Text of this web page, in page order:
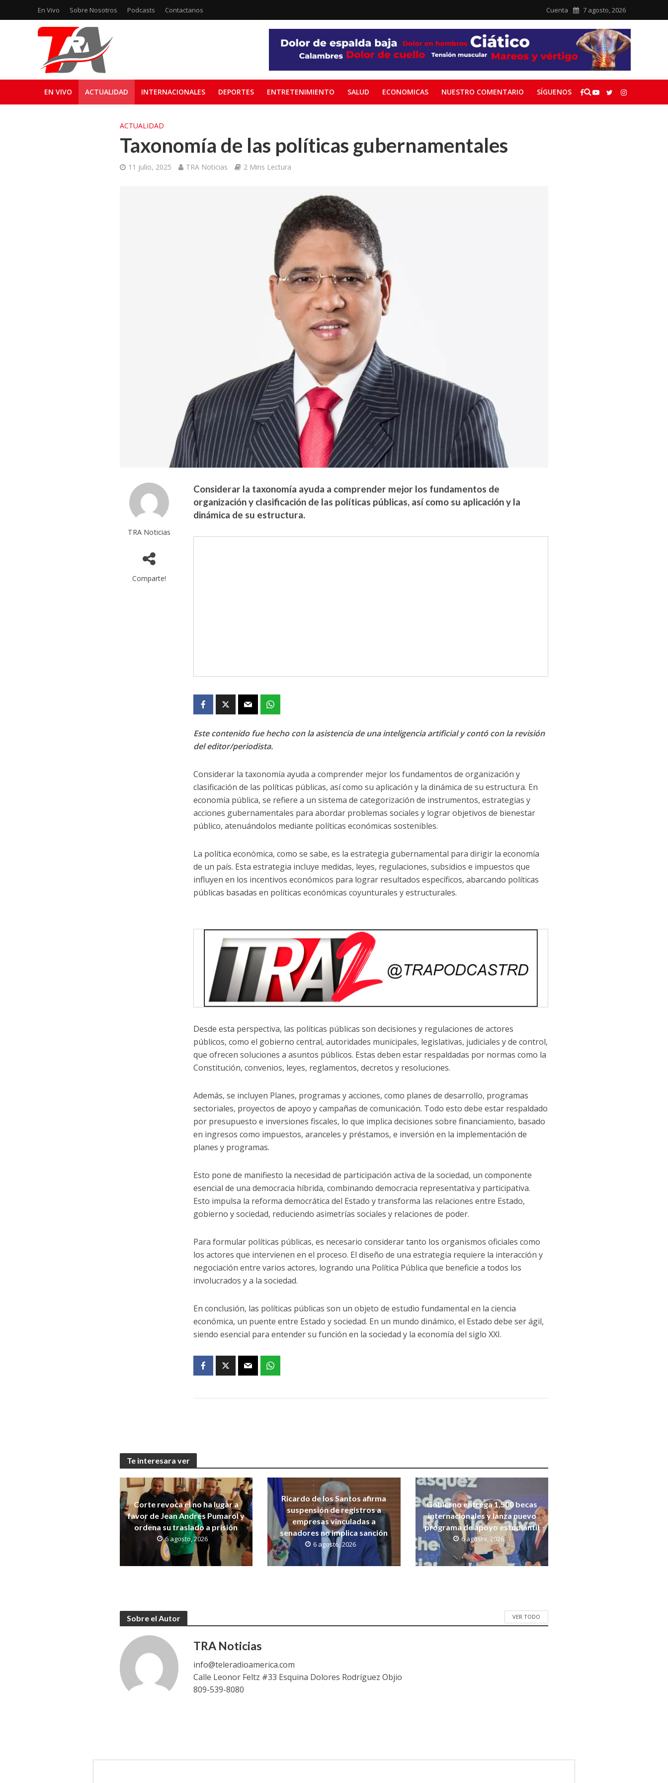
En Vivo Sobre Nosotros Podcasts Contactanos Cuenta 7 agosto, 2026
EN VIVO ACTUALIDAD INTERNACIONALES DEPORTES ENTRETENIMIENTO SALUD ECONOMICAS NUESTRO COMENTARIO SÍGUENOS
ACTUALIDAD
Taxonomía de las políticas gubernamentales
11 julio, 2025 TRA Noticias 2 Mins Lectura
TRA Noticias
Comparte!
Considerar la taxonomía ayuda a comprender mejor los fundamentos de
organización y clasificación de las políticas públicas, así como su aplicación y la
dinámica de su estructura.
Este contenido fue hecho con la asistencia de una inteligencia artificial y contó con la revisión
del editor/periodista.
Considerar la taxonomía ayuda a comprender mejor los fundamentos de organización y
clasificación de las políticas públicas, así como su aplicación y la dinámica de su estructura. En
economía pública, se refiere a un sistema de categorización de instrumentos, estrategias y
acciones gubernamentales para abordar problemas sociales y lograr objetivos de bienestar
público, atenuándolos mediante políticas económicas sostenibles.
La política económica, como se sabe, es la estrategia gubernamental para dirigir la economía
de un país. Esta estrategia incluye medidas, leyes, regulaciones, subsidios e impuestos que
influyen en los incentivos económicos para lograr resultados específicos, abarcando políticas
públicas basadas en políticas económicas coyunturales y estructurales.
Desde esta perspectiva, las políticas públicas son decisiones y regulaciones de actores
públicos, como el gobierno central, autoridades municipales, legislativas, judiciales y de control,
que ofrecen soluciones a asuntos públicos. Estas deben estar respaldadas por normas como la
Constitución, convenios, leyes, reglamentos, decretos y resoluciones.
Además, se incluyen Planes, programas y acciones, como planes de desarrollo, programas
sectoriales, proyectos de apoyo y campañas de comunicación. Todo esto debe estar respaldado
por presupuesto e inversiones fiscales, lo que implica decisiones sobre financiamiento, basado
en ingresos como impuestos, aranceles y préstamos, e inversión en la implementación de
planes y programas.
Esto pone de manifiesto la necesidad de participación activa de la sociedad, un componente
esencial de una democracia híbrida, combinando democracia representativa y participativa.
Esto impulsa la reforma democrática del Estado y transforma las relaciones entre Estado,
gobierno y sociedad, reduciendo asimetrías sociales y relaciones de poder.
Para formular políticas públicas, es necesario considerar tanto los organismos oficiales como
los actores que intervienen en el proceso. El diseño de una estrategia requiere la interacción y
negociación entre varios actores, logrando una Política Pública que beneficie a todos los
involucrados y a la sociedad.
En conclusión, las políticas públicas son un objeto de estudio fundamental en la ciencia
económica, un puente entre Estado y sociedad. En un mundo dinámico, el Estado debe ser ágil,
siendo esencial para entender su función en la sociedad y la economía del siglo XXI.
Te interesara ver
Corte revoca el no ha lugar a
favor de Jean Andrés Pumarol y
ordena su traslado a prisión
6 agosto, 2026
Ricardo de los Santos afirma
suspensión de registros a
empresas vinculadas a
senadores no implica sanción
6 agosto, 2026
Gobierno entrega 1,500 becas
internacionales y lanza nuevo
programa de apoyo estudiantil
6 agosto, 2026
Sobre el Autor VER TODO
TRA Noticias
info@teleradioamerica.com
Calle Leonor Feltz #33 Esquina Dolores Rodríguez Objio
809-539-8080